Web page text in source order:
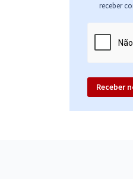
receber
Receber